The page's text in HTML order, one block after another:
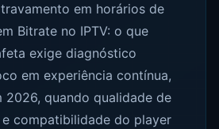
em horários de
Bitrate no IPTV: o que
exige diagnóstico
em experiência contínua,
2026, quando qualidade de
compatibilidade do player